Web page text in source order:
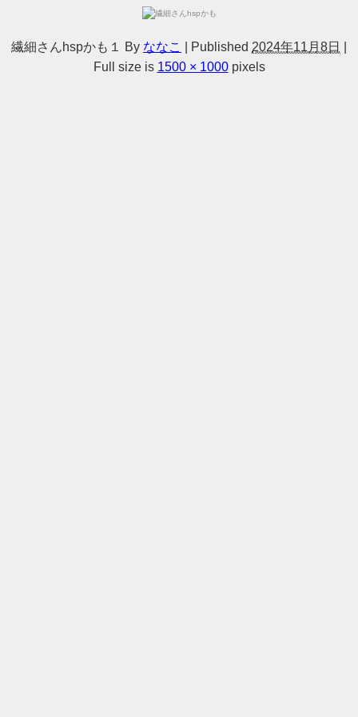
繊細さんhspかも１ By ななこ Published 2024年11月8日
Full size is 1500 × 1000pixels